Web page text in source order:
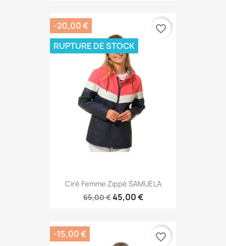
Ciré Femme Zippé SAMUELA
65,00 €45,00 €
-20,00 €
RUPTURE DE STOCK
favorite_border
-15,00 € favorite_border